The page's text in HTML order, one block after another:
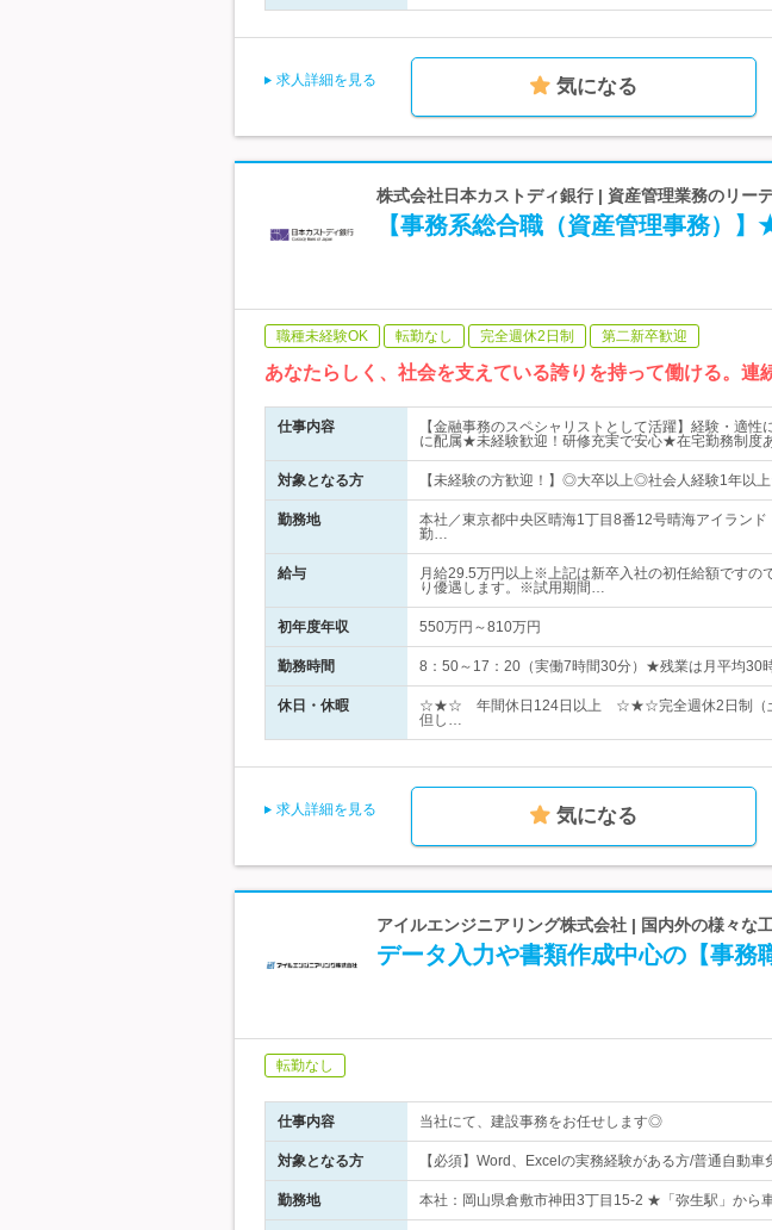
求人詳細を見る 気になる
株式会社日本カストディ銀行 | 資産管理業務のリー
【事務系総合職（資産管理事務）
職種未経験OK 転勤なし 完全週休2日制 第二新卒歓迎
あなたらしく、社会を支えている誇りを持って働ける。
仕事内容
【金融事務のスペシャリストとして活躍】経験・適
に配属★未経験歓迎！研修充実で安心★在宅勤務制度
対象となる方 【未経験の方歓迎！】◎大卒以上◎社会人経験1年以
勤務地
本社／東京都中央区晴海1丁目8番12号晴海アイラン
勤…
給与
月給29.5万円以上※上記は新卒入社の初任給額です
り優遇します。※試用期間…
初年度年収 550万円～810万円
勤務時間 8：50～17：20（実働7時間30分）★残業は月平均30
休日・休暇
☆★☆ 年間休日124日以上 ☆★☆完全週休2日制（土
但し…
求人詳細を見る 気になる
アイルエンジニアリング株式会社 | 国内外の様々な
データ入力や書類作成中心の【事務
転勤なし
仕事内容 当社にて、建設事務をお任せします◎
対象となる方 【必須】Word、Excelの実務経験がある方/普通自動車
勤務地 本社：岡山県倉敷市神田3丁目15-2 ★「弥生駅」か